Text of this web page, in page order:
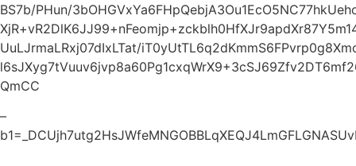
BS7b/PHun/
UuLJrmaLRxj07dIxLTat/
QmCC
–